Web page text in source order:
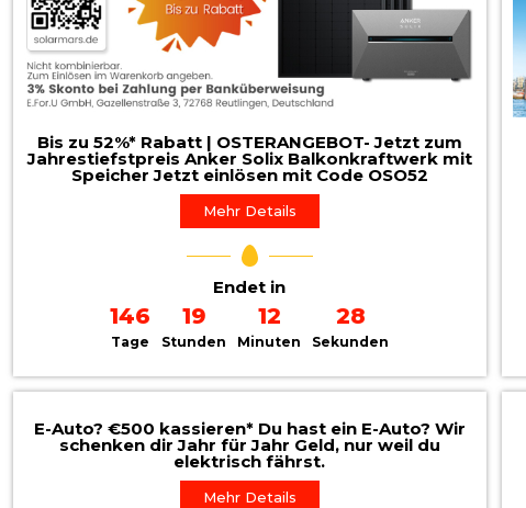
Bis zu 52%* Rabatt | OSTERANGEBOT- Jetzt zum
Jahrestiefstpreis Anker Solix Balkonkraftwerk mit
Speicher Jetzt einlösen mit Code OSO52
Mehr Details
Endet in
146
Tage
19
Stunden
12
Minuten
26
Sekunden
E-Auto? €500 kassieren* Du hast ein E-Auto? Wir
schenken dir Jahr für Jahr Geld, nur weil du
elektrisch fährst.
Mehr Details